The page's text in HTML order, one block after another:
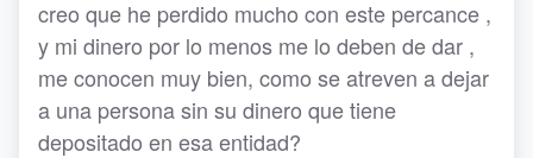
creo que he perdido mucho con este percance ,
y mi dinero por lo menos me lo deben de dar ,
me conocen muy bien, como se atreven a dejar
a una persona sin su dinero que tiene
depositado en esa entidad?